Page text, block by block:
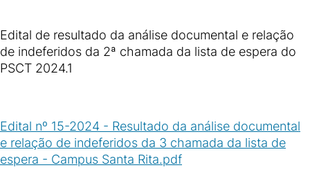
Edital de resultado da análise documental e relação
de indeferidos da 2ª chamada da lista de espera do
PSCT 2024.1
Edital nº 15-2024 - Resultado da análise documental
e relação de indeferidos da 3 chamada da lista de
espera - Campus Santa Rita.pdf